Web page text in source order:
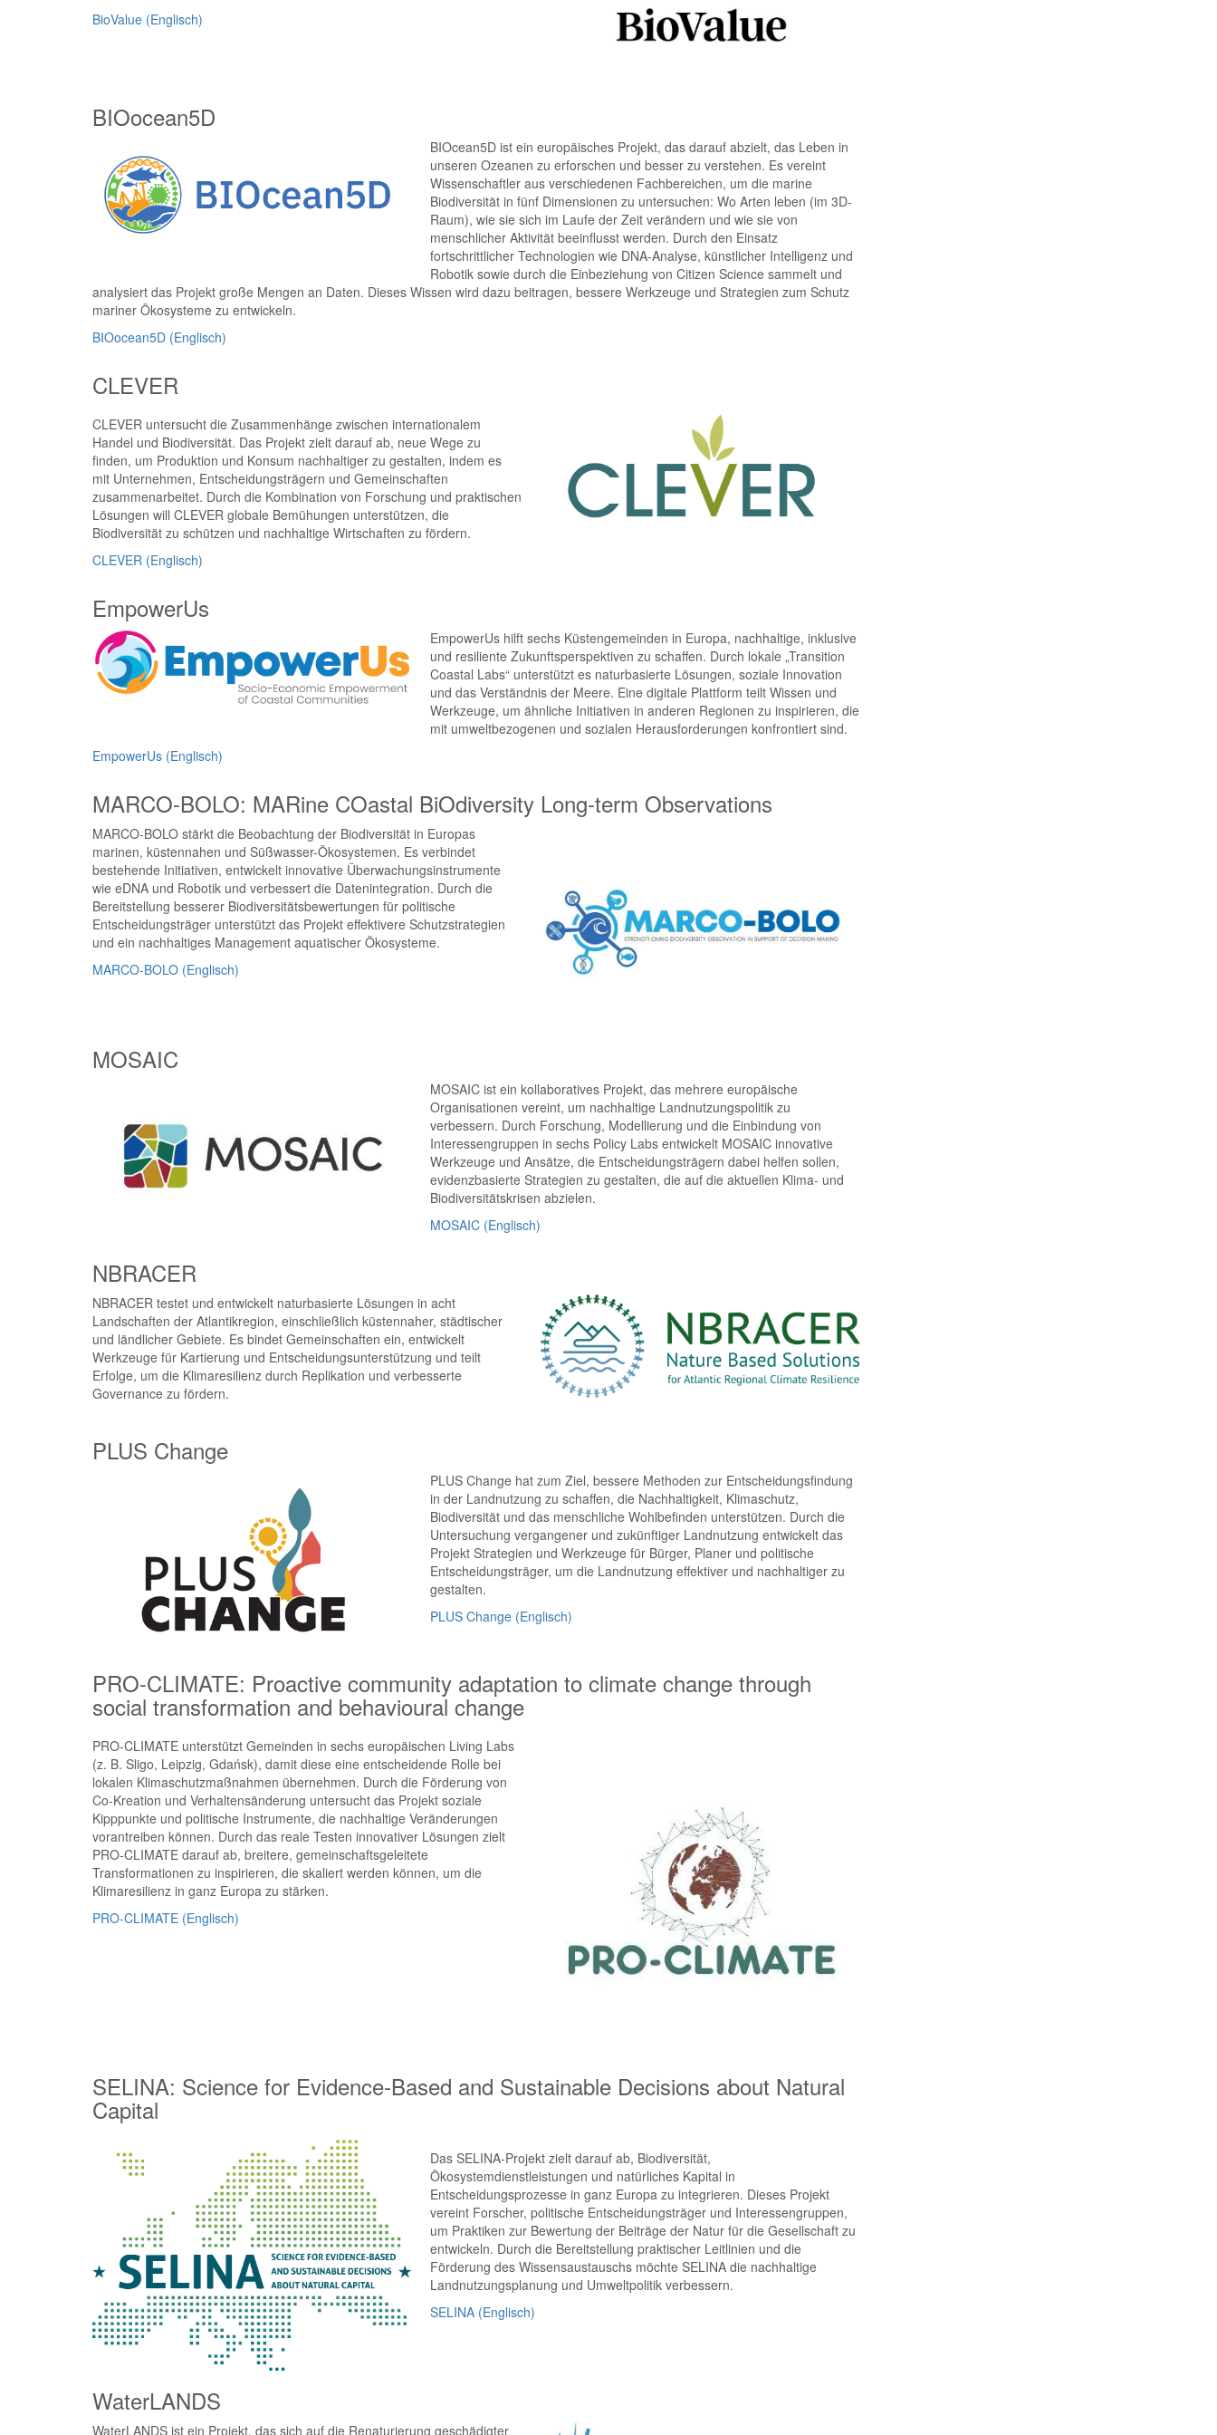
BioValue (Englisch)
BIOocean5D
BIOcean5D ist ein europäisches Projekt, das darauf abzielt, das Leben in
unseren Ozeanen zu erforschen und besser zu verstehen. Es vereint
Wissenschaftler aus verschiedenen Fachbereichen, um die marine
Biodiversität in fünf Dimensionen zu untersuchen: Wo Arten leben (im 3D-
Raum), wie sie sich im Laufe der Zeit verändern und wie sie von
menschlicher Aktivität beeinflusst werden. Durch den Einsatz
fortschrittlicher Technologien wie DNA-Analyse, künstlicher Intelligenz und
Robotik sowie durch die Einbeziehung von Citizen Science sammelt und
analysiert das Projekt große Mengen an Daten. Dieses Wissen wird dazu beitragen, bessere Werkzeuge und Strategien zum Schutz
mariner Ökosysteme zu entwickeln.
BIOocean5D (Englisch)
CLEVER
CLEVER untersucht die Zusammenhänge zwischen internationalem
Handel und Biodiversität. Das Projekt zielt darauf ab, neue Wege zu
finden, um Produktion und Konsum nachhaltiger zu gestalten, indem es
mit Unternehmen, Entscheidungsträgern und Gemeinschaften
zusammenarbeitet. Durch die Kombination von Forschung und praktischen
Lösungen will CLEVER globale Bemühungen unterstützen, die
Biodiversität zu schützen und nachhaltige Wirtschaften zu fördern.
CLEVER (Englisch)
EmpowerUs
EmpowerUs hilft sechs Küstengemeinden in Europa, nachhaltige, inklusive
und resiliente Zukunftsperspektiven zu schaffen. Durch lokale „Transition
Coastal Labs“ unterstützt es naturbasierte Lösungen, soziale Innovation
und das Verständnis der Meere. Eine digitale Plattform teilt Wissen und
Werkzeuge, um ähnliche Initiativen in anderen Regionen zu inspirieren, die
mit umweltbezogenen und sozialen Herausforderungen konfrontiert sind.
EmpowerUs (Englisch)
MARCO-BOLO: MARine COastal BiOdiversity Long-term Observations
MARCO-BOLO stärkt die Beobachtung der Biodiversität in Europas
marinen, küstennahen und Süßwasser-Ökosystemen. Es verbindet
bestehende Initiativen, entwickelt innovative Überwachungsinstrumente
wie eDNA und Robotik und verbessert die Datenintegration. Durch die
Bereitstellung besserer Biodiversitätsbewertungen für politische
Entscheidungsträger unterstützt das Projekt effektivere Schutzstrategien
und ein nachhaltiges Management aquatischer Ökosysteme.
MARCO-BOLO (Englisch)
MOSAIC
MOSAIC ist ein kollaboratives Projekt, das mehrere europäische
Organisationen vereint, um nachhaltige Landnutzungspolitik zu
verbessern. Durch Forschung, Modellierung und die Einbindung von
Interessengruppen in sechs Policy Labs entwickelt MOSAIC innovative
Werkzeuge und Ansätze, die Entscheidungsträgern dabei helfen sollen,
evidenzbasierte Strategien zu gestalten, die auf die aktuellen Klima- und
Biodiversitätskrisen abzielen.
MOSAIC (Englisch)
NBRACER
NBRACER testet und entwickelt naturbasierte Lösungen in acht
Landschaften der Atlantikregion, einschließlich küstennaher, städtischer
und ländlicher Gebiete. Es bindet Gemeinschaften ein, entwickelt
Werkzeuge für Kartierung und Entscheidungsunterstützung und teilt
Erfolge, um die Klimaresilienz durch Replikation und verbesserte
Governance zu fördern.
PLUS Change
PLUS Change hat zum Ziel, bessere Methoden zur Entscheidungsfindung
in der Landnutzung zu schaffen, die Nachhaltigkeit, Klimaschutz,
Biodiversität und das menschliche Wohlbefinden unterstützen. Durch die
Untersuchung vergangener und zukünftiger Landnutzung entwickelt das
Projekt Strategien und Werkzeuge für Bürger, Planer und politische
Entscheidungsträger, um die Landnutzung effektiver und nachhaltiger zu
gestalten.
PLUS Change (Englisch)
PRO-CLIMATE: Proactive community adaptation to climate change through
social transformation and behavioural change
PRO-CLIMATE unterstützt Gemeinden in sechs europäischen Living Labs
(z. B. Sligo, Leipzig, Gdańsk), damit diese eine entscheidende Rolle bei
lokalen Klimaschutzmaßnahmen übernehmen. Durch die Förderung von
Co-Kreation und Verhaltensänderung untersucht das Projekt soziale
Kipppunkte und politische Instrumente, die nachhaltige Veränderungen
vorantreiben können. Durch das reale Testen innovativer Lösungen zielt
PRO-CLIMATE darauf ab, breitere, gemeinschaftsgeleitete
Transformationen zu inspirieren, die skaliert werden können, um die
Klimaresilienz in ganz Europa zu stärken.
PRO-CLIMATE (Englisch)
SELINA: Science for Evidence-Based and Sustainable Decisions about Natural
Capital
Das SELINA-Projekt zielt darauf ab, Biodiversität,
Ökosystemdienstleistungen und natürliches Kapital in
Entscheidungsprozesse in ganz Europa zu integrieren. Dieses Projekt
vereint Forscher, politische Entscheidungsträger und Interessengruppen,
um Praktiken zur Bewertung der Beiträge der Natur für die Gesellschaft zu
entwickeln. Durch die Bereitstellung praktischer Leitlinien und die
Förderung des Wissensaustauschs möchte SELINA die nachhaltige
Landnutzungsplanung und Umweltpolitik verbessern.
SELINA (Englisch)
WaterLANDS
WaterLANDS ist ein Projekt, das sich auf die Renaturierung geschädigter